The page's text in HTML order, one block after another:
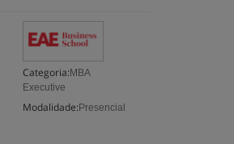
Categoria: MBA
Executive
Modalidade: Presencial